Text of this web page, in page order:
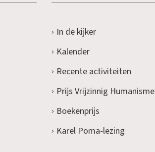
In de kijker
Kalender
Recente activiteiten
Prijs Vrijzinnig Humanisme
Boekenprijs
Karel Poma-lezing